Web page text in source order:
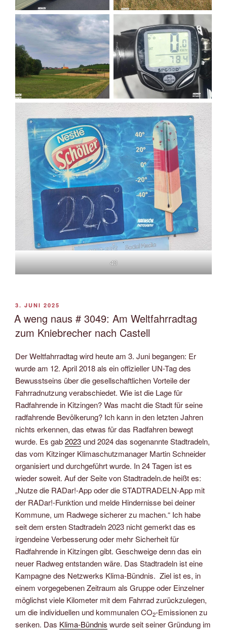
43
VERÖFFENTLICHT
AM
3. JUNI 2025
A weng naus # 3049: Am Weltfahrradtag
zum Kniebrecher nach Castell
Der Weltfahrradtag wird heute am 3. Juni begangen: Er
wurde am 12. April 2018 als ein offizieller UN-Tag des
Bewusstseins über die gesellschaftlichen Vorteile der
Fahrradnutzung verabschiedet. Wie ist die Lage für
Radfahrende in Kitzingen? Was macht die Stadt für seine
radfahrende Bevölkerung? Ich kann in den letzten Jahren
nichts erkennen, das etwas für das Radfahren bewegt
wurde. Es gab2023 und 2024 das sogenannte Stadtradeln,
das vom Kitzinger Klimaschutzmanager Martin Schneider
organisiert und durchgeführt wurde. In 24 Tagen ist es
wieder soweit. Auf der Seite von Stadtradeln.de heißt es:
„Nutze die RADar!-App oder die STADTRADELN-App mit
der RADar!-Funktion und melde Hindernisse bei deiner
Kommune, um Radwege sicherer zu machen.“ Ich habe
seit dem ersten Stadtradeln 2023 nicht gemerkt das es
irgendeine Verbesserung oder mehr Sicherheit für
Radfahrende in Kitzingen gibt. Geschweige denn das ein
neuer Radweg entstanden wäre. Das Stadtradeln ist eine
Kampagne des Netzwerks Klima-Bündnis. Ziel ist es, in
einem vorgegebenen Zeitraum als Gruppe oder Einzelner
möglichst viele Kilometer mit dem Fahrrad zurückzulegen,
um die individuellen und kommunalen CO2-Emissionen zu
senken. Das Klima-Bündnis wurde seit seiner Gründung im